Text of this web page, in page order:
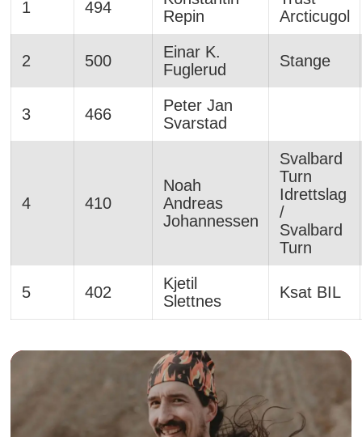
1 494
Repin
Arcticugol
2 500
Einar K.
Fuglerud
Stange
3 466
Peter Jan
Svarstad
4 410
Noah
Andreas
Johannessen
Svalbard
Turn
Idrettslag
/
Svalbard
Turn
5 402
Kjetil
Slettnes
Ksat BIL